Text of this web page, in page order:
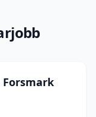
Forsmark